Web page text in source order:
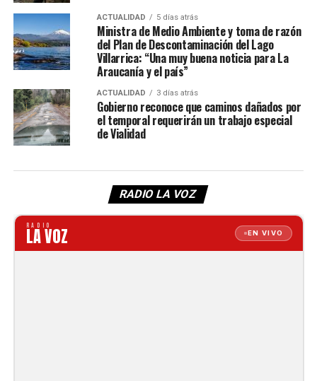
ACTUALIDAD 5 días atrás
Ministra de Medio Ambiente y toma de razón
del Plan de Descontaminación del Lago
Villarrica: “Una muy buena noticia para La
Araucanía y el país”
ACTUALIDAD 3 días atrás
Gobierno reconoce que caminos dañados por
el temporal requerirán un trabajo especial
de Vialidad
RADIO LA VOZ